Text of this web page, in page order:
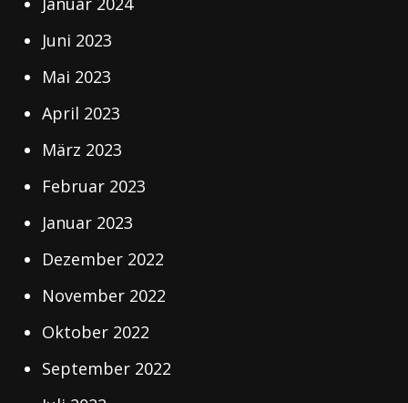
Juni 2023
Mai 2023
April 2023
März 2023
Februar 2023
Januar 2023
Dezember 2022
November 2022
Oktober 2022
September 2022